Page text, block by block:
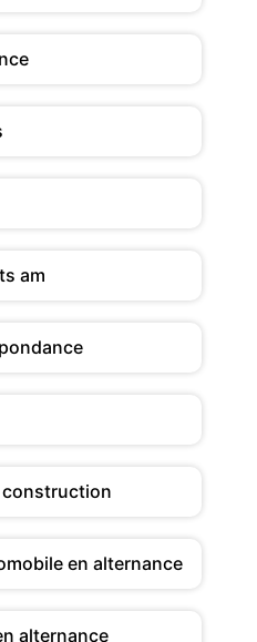
am
construction
en alternance
alternance